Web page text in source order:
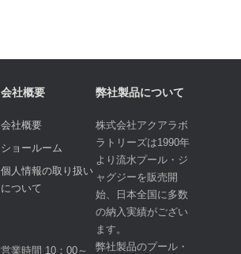
会社概要
会社概要
ショールーム
個人情報の取り扱い
について
営業時間 10：00～
弊社製品について
株式会社アクアラボ
ラトリーズは1990年
より流水プール・ジ
ャグジーを販売開
始、日本全国に多数
の納入実績がござい
ます。
弊社製品のプール・